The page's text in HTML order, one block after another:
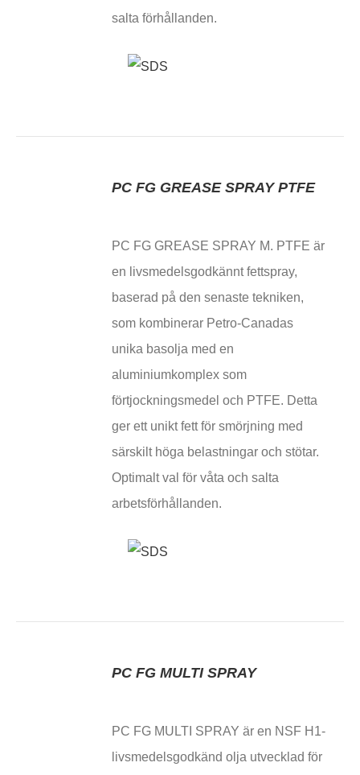
salta förhållanden.
PC FG GREASE SPRAY PTFE
PC FG GREASE SPRAY M. PTFE är
en livsmedelsgodkännt fettspray,
baserad på den senaste tekniken,
som kombinerar Petro-Canadas
unika basolja med en
aluminiumkomplex som
förtjockningsmedel och PTFE. Detta
ger ett unikt fett för smörjning med
särskilt höga belastningar och stötar.
Optimalt val för våta och salta
arbetsförhållanden.
PC FG MULTI SPRAY
PC FG MULTI SPRAY är en NSF H1-
livsmedelsgodkänd olja utvecklad för